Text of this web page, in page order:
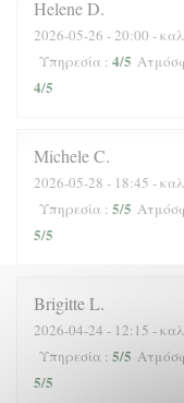
HeleneD
2026-05-26 - 20:00 -
Υπηρεσία : 4/5
4/5
MicheleC
2026-05-28 - 18:45 -
Υπηρεσία : 5/5
5/5
BrigitteL
2026-04-24 - 12:15 -
Υπηρεσία : 5/5
5/5